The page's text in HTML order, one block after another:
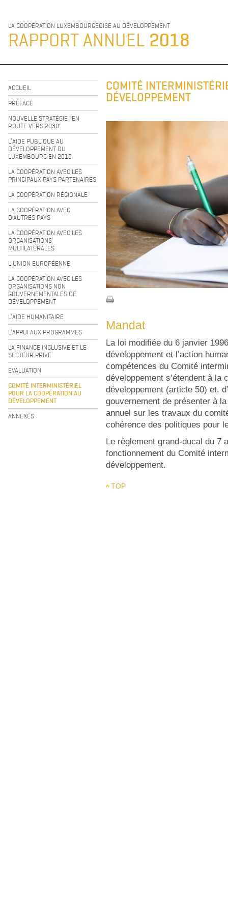
LA COOPÉRATION LUXEMBOURGEOISE AU DÉVELOPPEMENT
RAPPORT ANNUEL 2018
ACCUEIL
PRÉFACE
NOUVELLE STRATÉGIE "EN
ROUTE VERS 2030"
L’AIDE PUBLIQUE AU
DÉVELOPPEMENT DU
LUXEMBOURG EN 2018
LA COOPÉRATION AVEC LES
PRINCIPAUX PAYS PARTENAIRES
LA COOPÉRATION RÉGIONALE
LA COOPÉRATION AVEC
D'AUTRES PAYS
LA COOPÉRATION AVEC LES
ORGANISATIONS
MULTILATÉRALES
L'UNION EUROPÉENNE
LA COOPÉRATION AVEC LES
ORGANISATIONS NON
GOUVERNEMENTALES DE
DÉVELOPPEMENT
L’AIDE HUMANITAIRE
L’APPUI AUX PROGRAMMES
LA FINANCE INCLUSIVE ET LE
SECTEUR PRIVÉ
EVALUATION
COMITÉ INTERMINISTÉRIEL
POUR LA COOPÉRATION AU
DÉVELOPPEMENT
ANNEXES
COMITÉ
DÉVELOPPEMENT
Mandat
La loi modifiée du 6 janvier
développement et l’action
compétences du Comité
développement s’étendent à la
développement (article 50) et,
gouvernement de présenter à
annuel sur les travaux du
cohérence des politiques pour
Le règlement grand-ducal du 7
fonctionnement du Comité
développement.
TOP